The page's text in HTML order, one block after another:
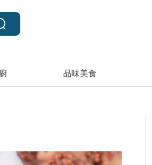
品味美食